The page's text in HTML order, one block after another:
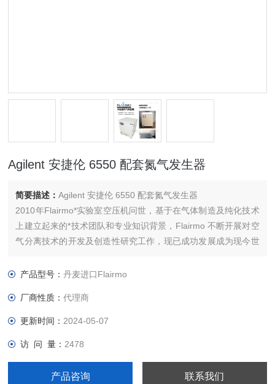
Agilent 安捷伦 6550 配套氮气发生器
简要描述：Agilent 安捷伦 6550 配套氮气发生器
2010年Flairmo*实验室空压机问世，基于在气体制造及纯化技术
上建立起来的*技术团队和专业知识背景，Flairmo 不断开展对空
气分离技术的开发及创造性研究工作，现已成功发展成为现今世
10多年来， Flairmo一直从事压缩机和氮气发生器的制造。
产品型号：丹麦进口Flairmo
厂商性质：代理商
更新时间： 2024-05-07
访 问 量： 2478
产品咨询 联系我们